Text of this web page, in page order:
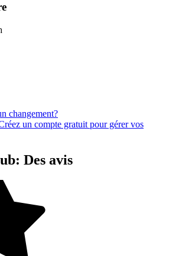
changement?
un compte gratuit pour gérer vos
Des avis